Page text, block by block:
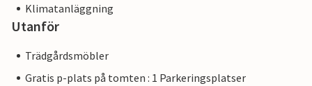
Klimatanläggning
Utanför
Trädgårdsmöbler
Gratis p-plats på tomten : 1 Parkeringsplatser